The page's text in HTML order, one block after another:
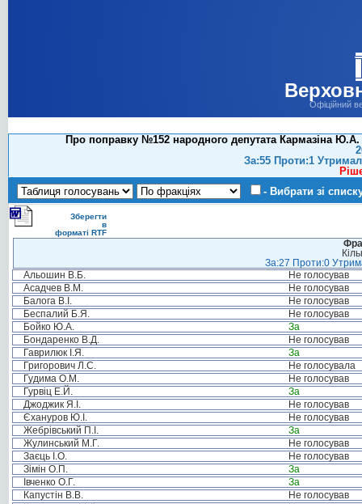
Офіційний
Про поправку №152 народного депутата Кармазіна
За:55 Проти:1
- Вибрати зі
Зберегти
в
форматі RTF
За:27 Проти:0
Альошин В.Б.
Не голосував
Асадчев В.М.
Не голосував
Балога В.І.
Не голосував
Беспалий Б.Я.
Не голосував
Бойко Ю.А.
За
Бондаренко В.Д.
Не голосував
Гаврилюк І.Я.
За
Григорович Л.С.
Не голосувала
Гудима О.М.
Не голосував
Гурвіц Е.Й.
За
Джоджик Я.І.
Не голосував
Єхануров Ю.І.
Не голосував
Жебрівський П.І.
За
Жулинський М.Г.
Не голосував
Заєць І.О.
Не голосував
Зімін О.П.
За
Івченко О.Г.
За
Капустін В.В.
Не голосував